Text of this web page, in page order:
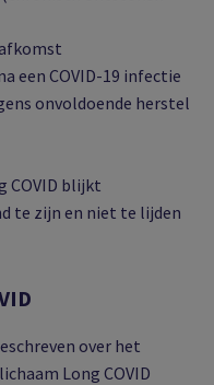
een COVID-19 infectie
onvoldoende herstel
COVID blijkt
te zijn en niet te lijden
over het
Long COVID